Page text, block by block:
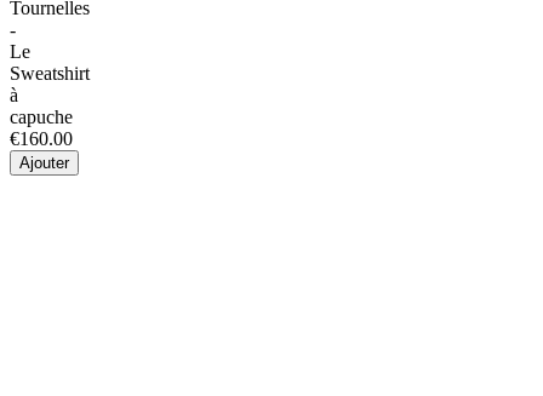
Tournelles
-
Le
Sweatshirt
à
capuche
€160.00
Ajouter